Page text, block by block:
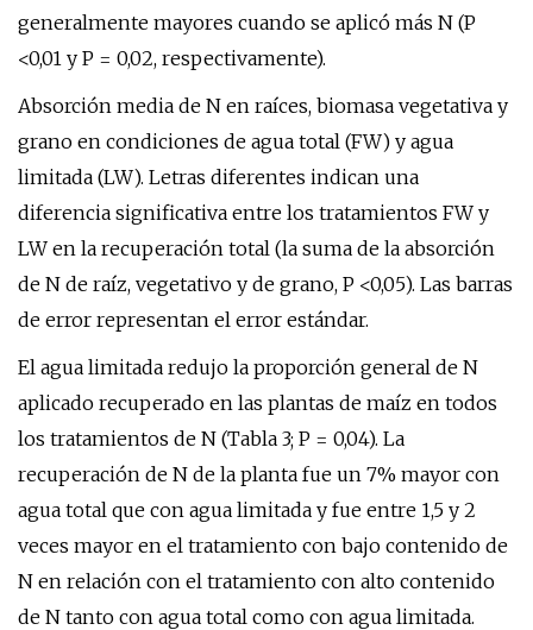
generalmente mayores cuando se aplicó más N (P
<0,01 y P = 0,02, respectivamente).
Absorción media de N en raíces, biomasa vegetativa y
grano en condiciones de agua total (FW) y agua
limitada (LW). Letras diferentes indican una
diferencia significativa entre los tratamientos FW y
LW en la recuperación total (la suma de la absorción
de N de raíz, vegetativo y de grano, P <0,05). Las barras
de error representan el error estándar.
El agua limitada redujo la proporción general de N
aplicado recuperado en las plantas de maíz en todos
los tratamientos de N (Tabla 3; P = 0,04). La
recuperación de N de la planta fue un 7% mayor con
agua total que con agua limitada y fue entre 1,5 y 2
veces mayor en el tratamiento con bajo contenido de
N en relación con el tratamiento con alto contenido
de N tanto con agua total como con agua limitada.